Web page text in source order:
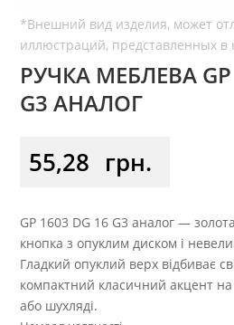
РУЧКА МЕБЛЕВА GP
G3 АНАЛОГ
55,28 грн.
GP 1603 DG 16 G3 аналог —
кнопка з опуклим диском і
Гладкий опуклий верх відбиває
компактний класичний акцент
або шухляді.